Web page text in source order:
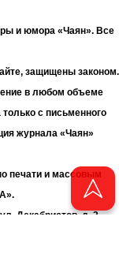
и юмора «Чаян». Все
защищены законом.
в любом объеме
с письменного
журнала «Чаян»
печати и массовым
Декабристов, д. 2